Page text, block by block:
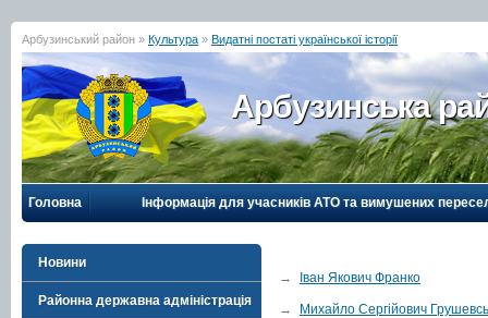
Арбузинський район » Культура » Видатні постаті української історії
Арбузинська
Головна Інформація для учасників АТО та вимушених
Новини
Районна державна адміністрація
→ Іван Якович Франко
→ Михайло Сергійович